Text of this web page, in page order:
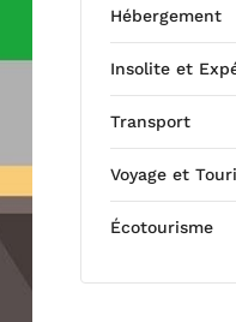
Hébergement
Insolite et
Transport
Voyage et
Écotourisme